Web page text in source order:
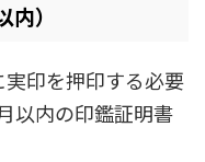
）
印を押印する必要
以内の印鑑証明書